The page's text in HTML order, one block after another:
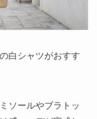
白シャツがおすす
ソールやブラトッ